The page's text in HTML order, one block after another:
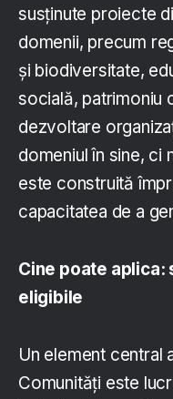
susținute proiecte
domenii, precum
și biodiversitate,
socială, patrimoniu
dezvoltare
domeniul în sine, ci
este construită
capacitatea de a
Cine poate
eligibile
Un element central
Comunități este